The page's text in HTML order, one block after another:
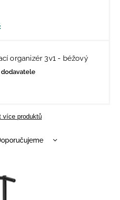
organizér 3v1 - béžový
dodavatele
více produktů